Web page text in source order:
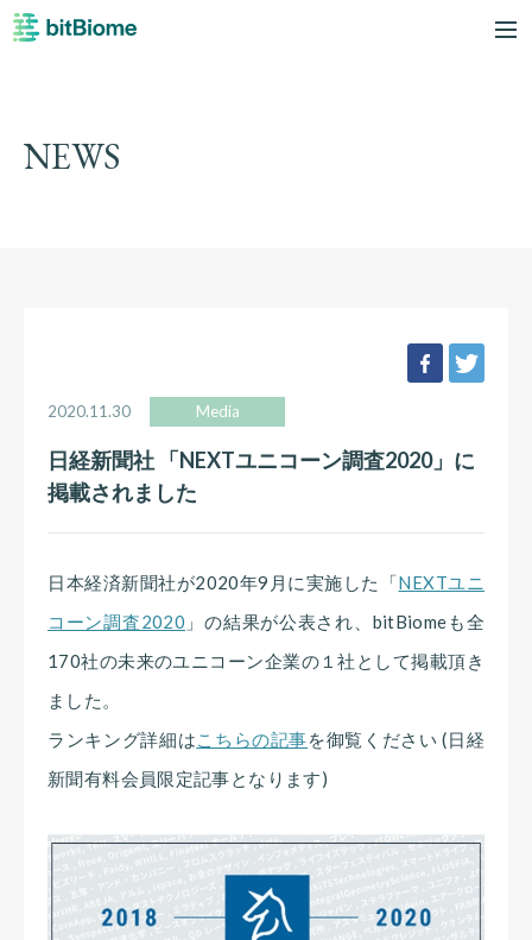
NEWS
facebook
2020.11.30 Media
日経新聞社 「NEXTユニコーン調査2020」に
掲載されました
日本経済新聞社が2020年9月に実施した「NEXTユニ
コーン調査2020 」の結果が公表され、 bitBiomeも全
170社の未来のユニコーン企業の１社として掲載頂き
ました 。
ランキング詳細はこちらの記事を御覧ください (日経
新聞有料会員限定記事となります)